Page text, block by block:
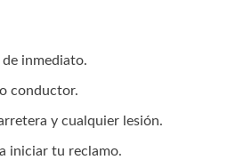
inmediato.
conductor.
y cualquier lesión.
iniciar tu reclamo.